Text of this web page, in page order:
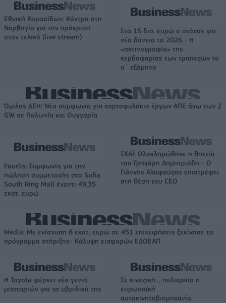
Εθνική Κορασίδων: Κόντρα στη
Νορβηγία για την πρόκριση
στον τελικό (live stream)
Στα 15 δισ. ευρώ ο στόχος για
νέα δάνεια το 2026 - Η
«ακτινογραφία» της
κερδοφορίας των τραπεζών το
α΄ εξάμηνο
Όμιλος ΔΕΗ: Νέα συμφωνία για χαρτοφυλάκιο έργων ΑΠΕ άνω των 2
GW σε Πολωνία και Ουγγαρία
Fourlis: Συμφωνία για την
πώληση συμμετοχής στο Sofia
South Ring Mall έναντι 49,35
εκατ. ευρώ
ΣΚΑΪ: Ολοκληρώθηκε η θητεία
του Γρηγόρη Δημητριάδη - Ο
Γιάννης Αλαφούζος επιστρέφει
στη θέση του CEO
Media: Με ενίσχυση 8 εκατ. ευρώ σε 451 επιχειρήσεις ξεκίνησε το
πρόγραμμα στήριξης- Κάλυψη εισφορών ΕΔΟΕΑΠ
Η Toyota φέρνει νέα γενιά
μπαταριών για τα υβριδικά της
Σε κινεζική… πολιορκία η
ευρωπαϊκή
αυτοκινητοβιομηχανία